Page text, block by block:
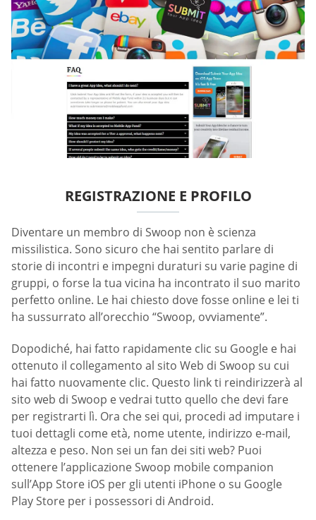
REGISTRAZIONE E PROFILO
Diventare un membro di Swoop non è scienza
missilistica. Sono sicuro che hai sentito parlare di
storie di incontri e impegni duraturi su varie pagine di
gruppi, o forse la tua vicina ha incontrato il suo marito
perfetto online. Le hai chiesto dove fosse online e lei ti
ha sussurrato all’orecchio “Swoop, ovviamente”.
Dopodiché, hai fatto rapidamente clic su Google e hai
ottenuto il collegamento al sito Web di Swoop su cui
hai fatto nuovamente clic. Questo link ti reindirizzerà al
sito web di Swoop e vedrai tutto quello che devi fare
per registrarti lì. Ora che sei qui, procedi ad imputare i
tuoi dettagli come età, nome utente, indirizzo e-mail,
altezza e peso. Non sei un fan dei siti web? Puoi
ottenere l’applicazione Swoop mobile companion
sull’App Store iOS per gli utenti iPhone o su Google
Play Store per i possessori di Android.